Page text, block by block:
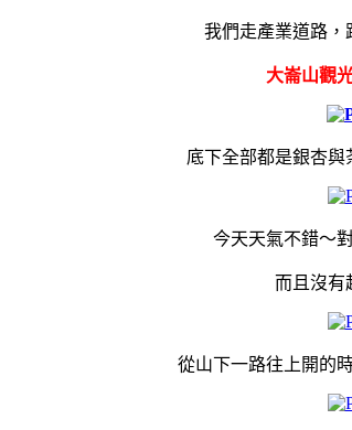
我們走產業道路，
大崙山觀
底下全部都是銀杏
今天天氣不錯～
而且沒有
從山下一路往上開的